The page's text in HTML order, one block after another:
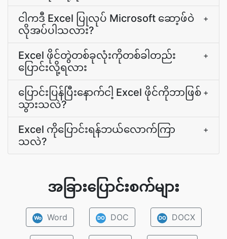
ငါကဒီ Excel ပြုလုပ် Microsoft ဆော့ဖ်ဝဲ
လိုအပ်ပါသလား?
+
Excel ဖိုင်တွဲတစ်ခုလုံးကိုတစ်ခါတည်း
ပြောင်းလို့ရလား
+
ပြောင်းပြန်ပြီးနောက်ငါ့ Excel ဖိုင်ကိုဘာဖြစ်
သွားသလဲ?
+
Excel ကိုပြောင်းရန်ဘယ်လောက်ကြာ
သလဲ?
+
အခြားပြောင်းစက်များ
Wo Word DO DOC DO DOCX